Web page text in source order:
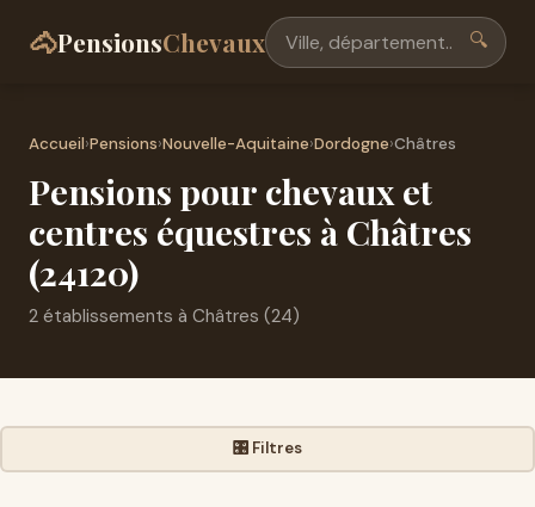
🐴PensionsChevaux 🔍
Accueil›Pensions›Nouvelle-Aquitaine›Dordogne›Châtres
Pensions pour chevaux et
centres équestres à Châtres
(24120)
2 établissements à Châtres (24)
🎛️ Filtres